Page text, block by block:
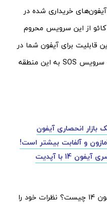
آیفون‌های خریداری شده در
از این سرویس محروم
قابلیت برای آیفون شما در
ایران هم ارائه بشود، باید بدانید که سرویس SOS به این منطقه
بازار انحصاری آیفون
و آلفابت بیشتر است!
ارائه قابلیت اتصال ماهواره‌ای سری آیفون 14 با آپدیت
نظر شما درباره ارتباط ماهواره‌ای آیفون 14 چیست؟ نظرات خود را